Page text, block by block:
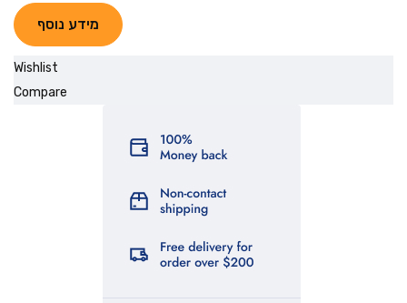
מידע נוסף
Wishlist
Compare